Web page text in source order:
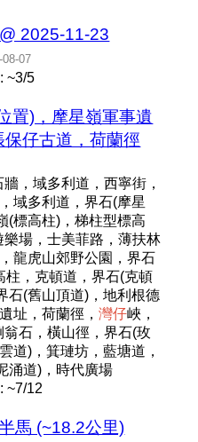
2025-11-23
08-07
~3/5
置)，摩星嶺軍事遺
仔古道，荷蘭徑
，域多利道，西寧街，
域多利道，界石(摩星
(標高柱)，梯柱型標高
場，士美菲路，薄扶林
龍虎山郊野公園，界石
柱，克頓道，界石(克頓
石(舊山頂道)，地利根德
址，荷蘭徑，灣仔峽，
石，橫山徑，界石(玫
道)，箕璉坊，藍塘道，
涌道)，時代廣場
~7/12
馬 (~18.2公里)